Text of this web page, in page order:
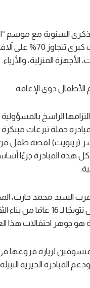
السنوية مع موسم
تُقدم لولو
الأجهزة المنزلية، والأزياء.
الأطفال ذوي الإعاقة
الراسخ بالمسؤولية
هذه المبادرة جزءًا
السيد محمد حارث،
إلى أن الاحتفال
هو جوهر احتفالات هذا
لزيارة فروعها
المبادرة الخيرية